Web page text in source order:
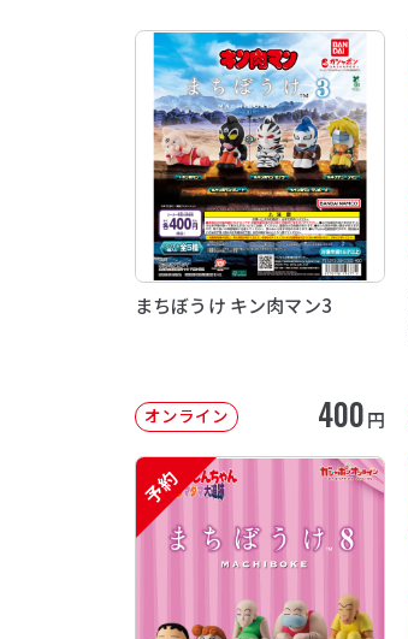
まちぼうけ キン肉マン3
オンライン 400円
予約